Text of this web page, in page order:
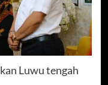
Luwu tengah